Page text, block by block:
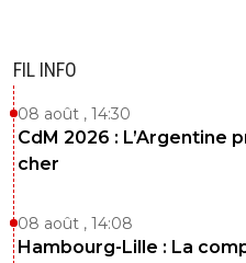
FIL INFO
08 août , 14:30
CdM 2026 : L’Argentine
cher
08 août , 14:08
Hambourg-Lille : La